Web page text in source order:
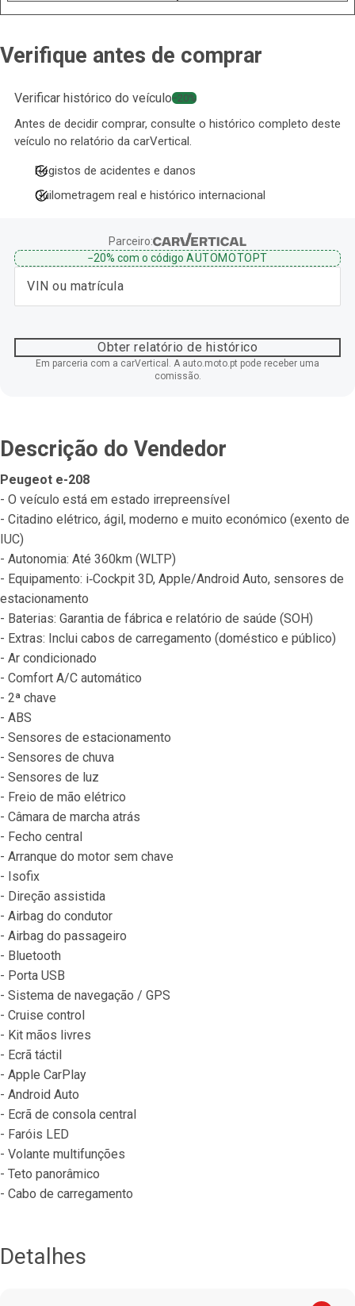
Verifique antes de comprar
Verificar histórico do veículo−20%
Antes de decidir comprar, consulte o histórico completo deste
veículo no relatório da carVertical.
Registos de acidentes e danos
Quilometragem real e histórico internacional
Parceiro:
−20%com o código AUTOMOTOPT
Obter relatório de histórico
Em parceria com a carVertical. A auto.moto.pt pode receber uma
comissão.
Descrição do Vendedor
Peugeot e-208
- O veículo está em estado irrepreensível
- Citadino elétrico, ágil, moderno e muito económico (exento de
IUC)
- Autonomia: Até 360km (WLTP)
- Equipamento: i‐Cockpit 3D, Apple/Android Auto, sensores de
estacionamento
- Baterias: Garantia de fábrica e relatório de saúde (SOH)
- Extras: Inclui cabos de carregamento (doméstico e público)
- Ar condicionado
- Comfort A/C automático
- 2ª chave
- ABS
- Sensores de estacionamento
- Sensores de chuva
- Sensores de luz
- Freio de mão elétrico
- Câmara de marcha atrás
- Fecho central
- Arranque do motor sem chave
- Isofix
- Direção assistida
- Airbag do condutor
- Airbag do passageiro
- Bluetooth
- Porta USB
- Sistema de navegação / GPS
- Cruise control
- Kit mãos livres
- Ecrã táctil
- Apple CarPlay
- Android Auto
- Ecrã de consola central
- Faróis LED
- Volante multifunções
- Teto panorâmico
- Cabo de carregamento
Detalhes